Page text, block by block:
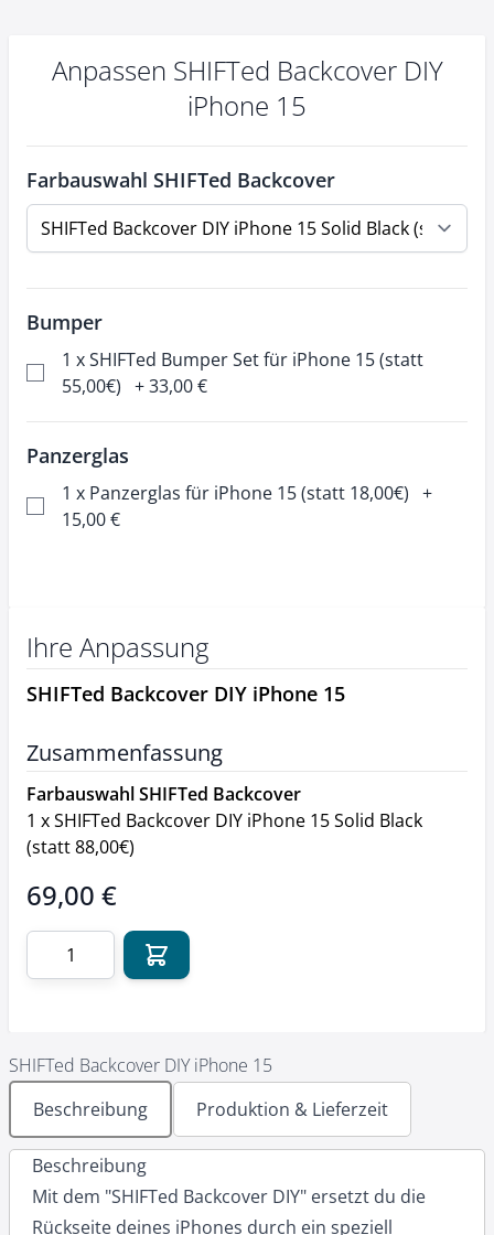
Anpassen SHIFTed Backcover DIY
iPhone 15
Farbauswahl SHIFTed Backcover
Bumper
1 x SHIFTed Bumper Set für iPhone 15 (statt
55,00€) +33,00 €
Panzerglas
1 x Panzerglas für iPhone 15 (statt 18,00€) +
15,00 €
Ihre Anpassung
SHIFTed Backcover DIY iPhone 15
Zusammenfassung
Farbauswahl SHIFTed Backcover
1 xSHIFTed Backcover DIY iPhone 15 Solid Black
(statt 88,00€)
Final product price
69,00 €
Menge
SHIFTed Backcover DIY iPhone 15
Beschreibung
Produktion & Lieferzeit
Beschreibung
Mit dem "SHIFTed Backcover DIY" ersetzt du die
Rückseite deines iPhones durch ein speziell